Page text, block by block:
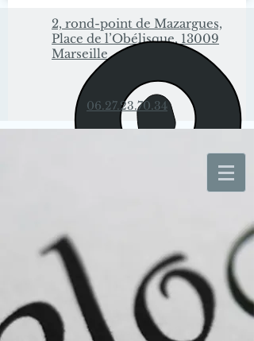
2, rond-point de Mazargues,
Place de l’Obélisque, 13009
Marseille
06.27.23.70.34